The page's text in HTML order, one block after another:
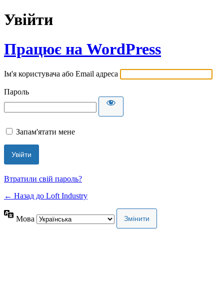
Увійти
Працює на WordPress
Ім'я користувача або Email адреса
Пароль
Запам'ятати мене
Втратили свій пароль?
← Назад до Loft Industry
Мова